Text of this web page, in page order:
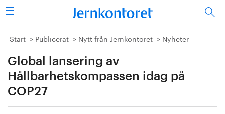
Sök
Stålindustrin
Vision 2050
Forskning/utbildning
Start Publicerat Nytt från Jernkontoret Nyheter
Global lansering av
Hållbarhetskompassen idag på
COP27